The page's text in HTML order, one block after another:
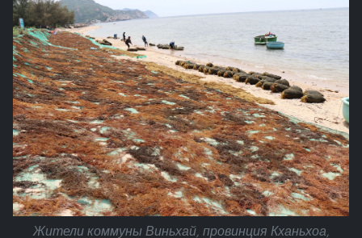
Жители коммуны Виньхай, провинция Кханьхоа,